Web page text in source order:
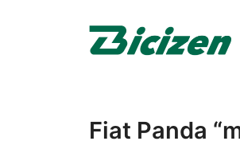
Fiat Panda